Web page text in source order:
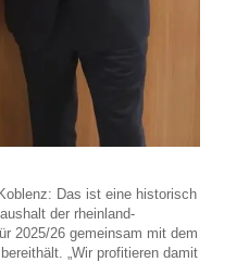
Das ist eine historisch
der rheinland-
2025/26 gemeinsam mit dem
„Wir profitieren damit